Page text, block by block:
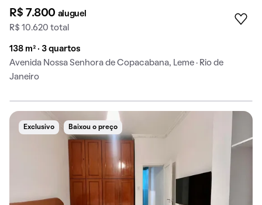
R$ 7.800 aluguel
R$ 10.620 total
138 m² · 3 quartos
Avenida Nossa Senhora de Copacabana, Leme · Rio de
Janeiro
Exclusivo Baixou o preço